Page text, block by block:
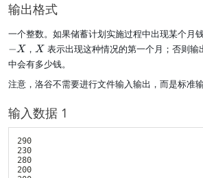
输出格式
一个整数。如果储蓄计划实施过程中出现某个月
−X ，X
X 表示出现这种情况的第一个月；否则输
中会有多少钱。
注意，洛谷不需要进行文件输入输出，而是标准输
输入数据 1
290
230
280
200